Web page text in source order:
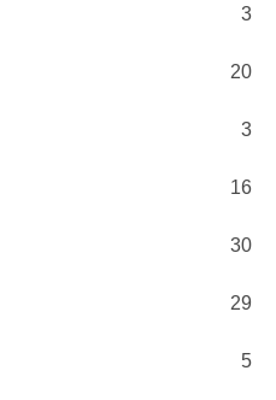
3
20
3
16
30
29
5